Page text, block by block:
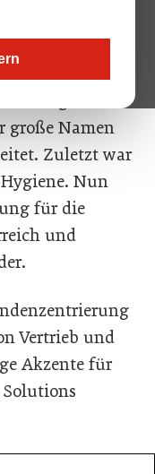
geht.
im
große Namen
Zuletzt war
Nun
für die
und
Vertrieb und
Akzente für